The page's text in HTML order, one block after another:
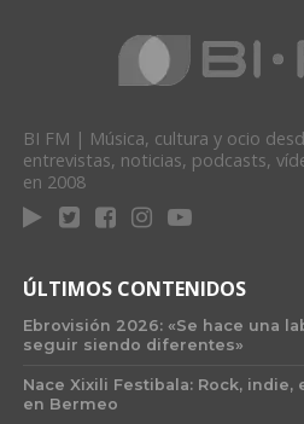
BI FM | Música, cultura y ocio
entrevistas, noticias, podcasts,
en 2008
ÚLTIMOS CONTENIDOS
Ebrovisión 2026: «Se hace una
seguir siendo diferentes»
Nace Xixili Festibala: Rock, indie,
en Bermeo